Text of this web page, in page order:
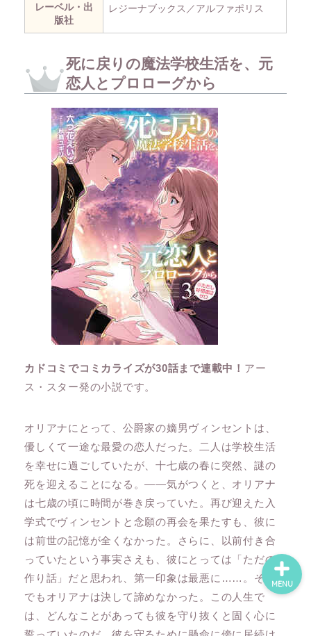
レーベル・出
版社
レジーナブックス／アルファポリス
死に戻りの魔法学校生活を、元
恋人とプロローグから
カドコミでコミカライズが30話まで連載中！ アー
ス・スター発の小説です。
オリアナにとって、公爵家の嫡男ヴィンセントは、
優しくて一途な最愛の恋人だった。二人は学校生活
を幸せに過ごしていたが、十七歳の春に突然、謎の
死を迎えることになる。――気がつくと、オリアナ
は七歳の頃に時間が巻き戻っていた。再び迎えた入
学式でヴィンセントと念願の再会を果たすも、彼に
は前世の記憶が全くなかった。さらに、以前付き合
っていたという事実さえも、彼にとっては「ただの
作り話」だと思われ、第一印象は最悪に……。それ
でもオリアナは決して諦めなかった。この人生で
は、どんなことがあっても彼を守り抜くと固く心に
MENU
ホーム
無料で読める漫画・小説
漫画・小説新刊情報